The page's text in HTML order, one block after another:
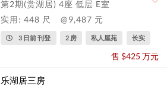
第2期(赏湖居) 4座 低层 E室
实用: 448 尺
@9,487 元
3 日前 刊登 2 房 私人屋苑 长实
售 $425 万元
乐湖居三房